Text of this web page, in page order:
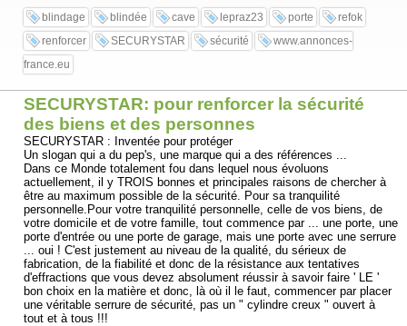
blindage blindée cave lepraz23 porte
refok
renforcer
SECURYSTAR sécurité
www.annonces-
france.eu
SECURYSTAR: pour renforcer la sécurité
des biens et des personnes
SECURYSTAR : Inventée pour protéger
Un slogan qui a du pep's, une marque qui a des références ...
Dans ce Monde totalement fou dans lequel nous évoluons
actuellement, il y TROIS bonnes et principales raisons de chercher à
être au maximum possible de la sécurité. Pour sa tranquilité
personnelle.Pour votre tranquilité personnelle, celle de vos biens, de
votre domicile et de votre famille, tout commence par ... une porte, une
porte d'entrée ou une porte de garage, mais une porte avec une serrure
... oui ! C'est justement au niveau de la qualité, du sérieux de
fabrication, de la fiabilité et donc de la résistance aux tentatives
d'effractions que vous devez absolument réussir à savoir faire ' LE '
bon choix en la matière et donc, là où il le faut, commencer par placer
une véritable serrure de sécurité, pas un " cylindre creux " ouvert à
tout et à tous !!!